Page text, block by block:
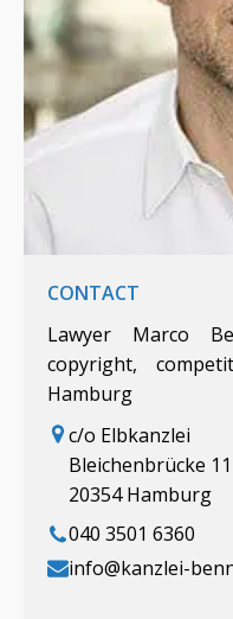
CONTACT
Lawyer Marco
copyright,
Hamburg
c/o Elbkanzlei
Bleichenbrücke 11
20354 Hamburg
040 3501 6360
info@kanzlei-